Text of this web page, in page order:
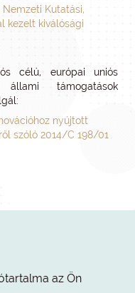
Kutatási,
kezelt kiválósági
célú, európai uniós
támogatások
nyújtott
szóló 2014/C 198/01
az Ön